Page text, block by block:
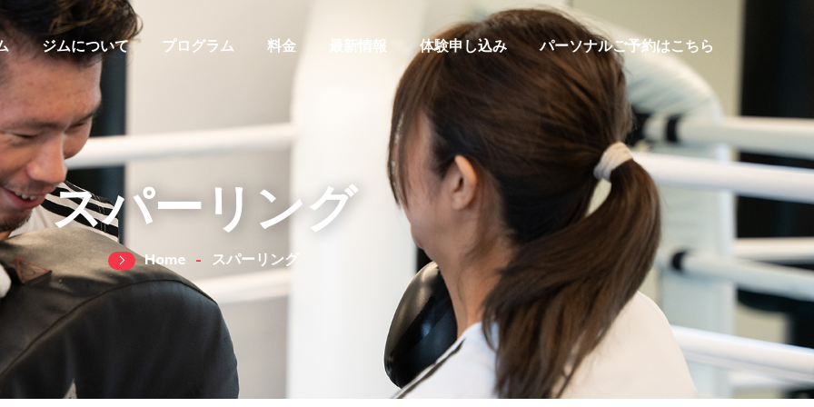
ジムについて プログラム 料金 最新情報 体験申し込み パーソナルご予約はこちら
スパーリング
Home スパーリング